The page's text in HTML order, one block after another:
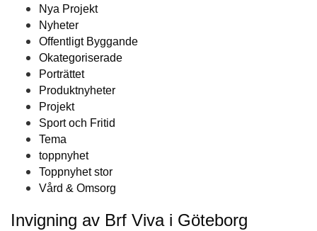
Nya Projekt
Nyheter
Offentligt Byggande
Okategoriserade
Porträttet
Produktnyheter
Projekt
Sport och Fritid
Tema
toppnyhet
Toppnyhet stor
Vård & Omsorg
Invigning av Brf Viva i Göteborg